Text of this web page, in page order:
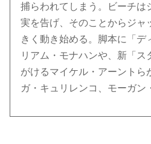
捕らわれてしまう。ビーチは
実を告げ、そのことからジャ
きく動き始める。脚本に「デ
リアム・モナハンや、新「ス
がけるマイケル・アーントら
ガ・キュリレンコ、モーガン